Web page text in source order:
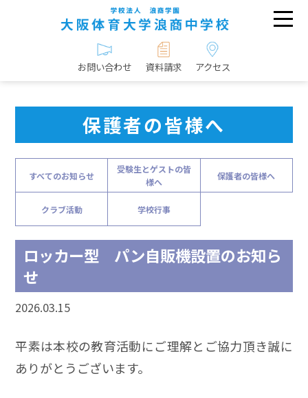
お問い合わせ 資料請求 アクセス
保護者の皆様へ
すべてのお知らせ
受験生とゲストの皆
様へ
保護者の皆様へ
クラブ活動 学校行事
ロッカー型 パン自販機設置のお知ら
せ
2026.03.15
平素は本校の教育活動にご理解とご協力頂き誠に
ありがとうございます。